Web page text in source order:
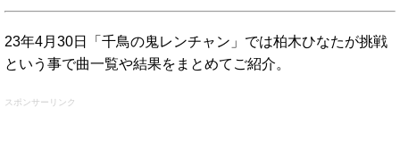
23年4月30日「千鳥の鬼レンチャン」では柏木ひなたが挑戦
という事で曲一覧や結果をまとめてご紹介。
スポンサーリンク